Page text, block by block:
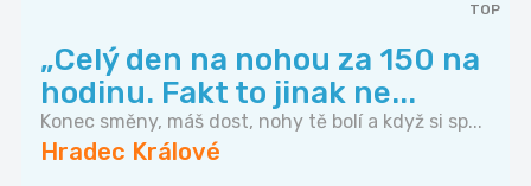
TOP
„Celý den na nohou za 150 na
hodinu. Fakt to jinak ne...
Konec směny, máš dost, nohy tě bolí a když si sp...
Hradec Králové